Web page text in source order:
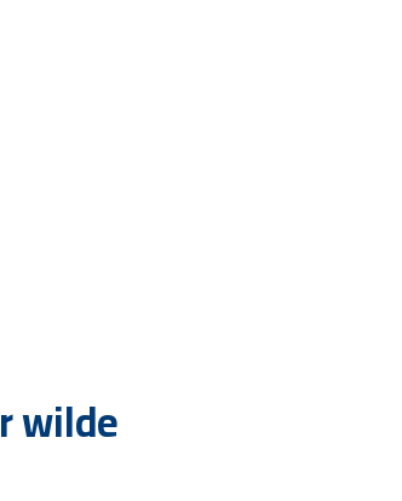
wilde